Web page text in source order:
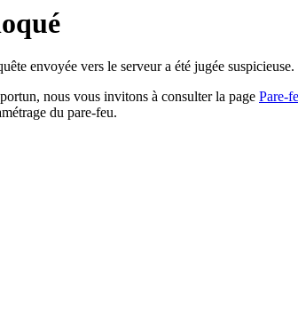
envoyée vers le serveur a été jugée suspicieuse.
nous vous invitons à consulter la page Pare-
du pare-feu.